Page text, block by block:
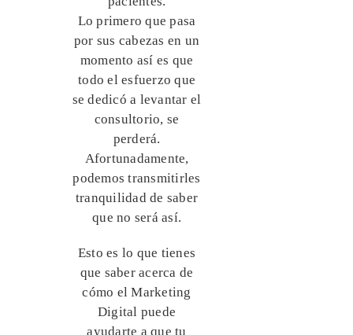
Lo primero que pasa
por sus cabezas en un
momento así es que
todo el esfuerzo que
se dedicó a levantar el
consultorio, se
perderá.
Afortunadamente,
podemos transmitirles
tranquilidad de saber
que no será así.
Esto es lo que tienes
que saber acerca de
cómo el Marketing
Digital puede
ayudarte a que tu